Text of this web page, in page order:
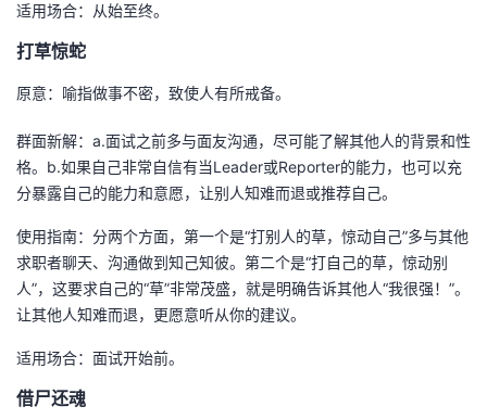
适用场合：从始至终。
打草惊蛇
原意：喻指做事不密，致使人有所戒备。
群面新解：a.面试之前多与面友沟通，尽可能了解其他人的背景和性
格。b.如果自己非常自信有当Leader或Reporter的能力，也可以充
分暴露自己的能力和意愿，让别人知难而退或推荐自己。
使用指南：分两个方面，第一个是“打别人的草，惊动自己”多与其他
求职者聊天、沟通做到知己知彼。第二个是“打自己的草，惊动别
人”，这要求自己的“草”非常茂盛，就是明确告诉其他人“我很强！”。
让其他人知难而退，更愿意听从你的建议。
适用场合：面试开始前。
借尸还魂